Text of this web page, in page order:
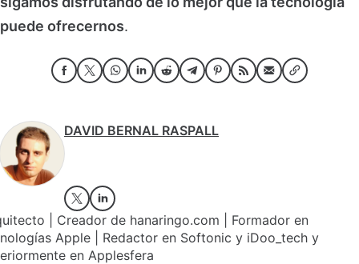
puede ofrecernos.
DAVID BERNAL RASPALL
| Creador de hanaringo.com | Formador en
Apple | Redactor en Softonic y iDoo_tech y
en Applesfera